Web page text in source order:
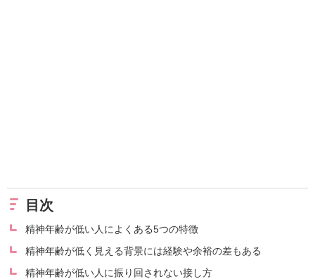
目次
精神年齢が低い人によくある5つの特徴
精神年齢が低く見える背景には経験や余裕の差もある
精神年齢が低い人に振り回されない接し方